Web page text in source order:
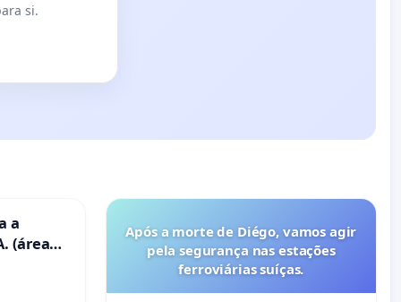
si.
a
(área
Após a morte de Diégo, vamos agir
pela segurança nas estações
ferroviárias suíças.